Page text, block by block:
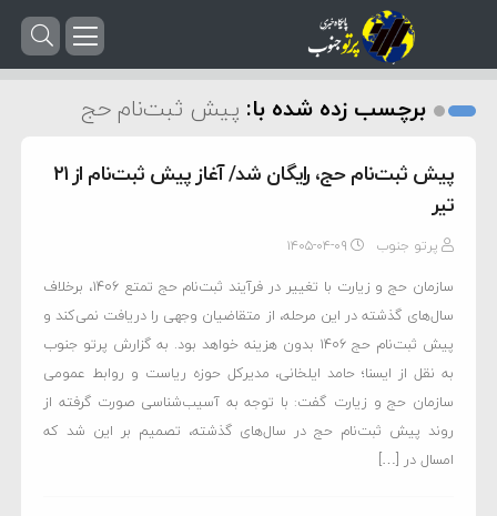
برچسب زده شده با: پیش ثبت‌نام حج
پیش ثبت‌نام حج، رایگان شد/ آغاز پیش ثبت‌نام از ۲۱
تیر
پرتو جنوب ۱۴۰۵-۰۴-۰۹
سازمان حج و زیارت با تغییر در فرآیند ثبت‌نام حج تمتع ۱۴۰۶، برخلاف
سال‌های گذشته در این مرحله، از متقاضیان وجهی را دریافت نمی‌کند و
پیش‌ ثبت‌نام حج ۱۴۰۶ بدون هزینه خواهد بود. به گزارش پرتو جنوب
به نقل از ایسنا؛ حامد ایلخانی، مدیرکل حوزه ریاست و روابط عمومی
سازمان حج و زیارت گفت: با توجه به آسیب‌شناسی صورت گرفته از
روند پیش ثبت‌نام حج در سال‌های گذشته، تصمیم بر این شد که
امسال در […]